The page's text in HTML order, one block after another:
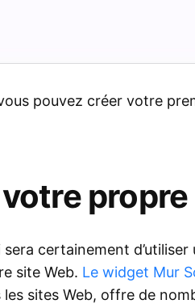
pouvez créer votre
certainement
site Web. Le widget Mur
sites Web, offre de